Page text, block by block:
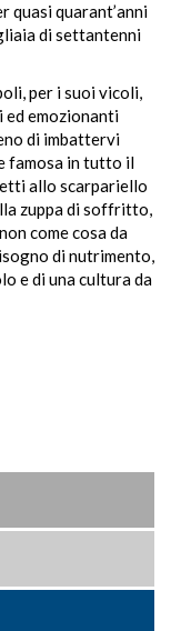
quasi quarant’anni
di settantenni
per i suoi vicoli,
emozionanti
di imbattervi
famosa in tutto il
allo scarpariello
zuppa di soffritto,
come cosa da
di nutrimento,
e di una cultura da